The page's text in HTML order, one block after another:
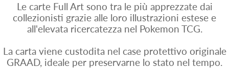
Le carte Full Art sono tra le più apprezzate dai
collezionisti grazie alle loro illustrazioni estese e
all'elevata ricercatezza nel Pokemon TCG.
La carta viene custodita nel case protettivo originale
GRAAD, ideale per preservarne lo stato nel tempo.